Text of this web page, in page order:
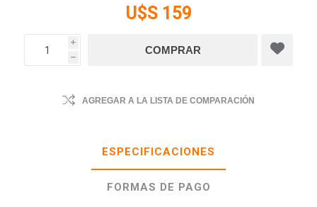
U$S 159
i
h
AGREGAR A LA LISTA DE COMPARACIÓN
ESPECIFICACIONES
FORMAS DE PAGO